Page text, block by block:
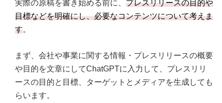
実際の原稿を書き始める前に、 プレスリリースの目的や
目標などを明確にし、必要なコンテンツについて考えま
す。
まず、会社や事業に関する情報・プレスリリースの概要
や目的を文章にしてChatGPTに入力して、プレスリリ
ースの目的と目標、ターゲットとメディアを生成しても
らいます。